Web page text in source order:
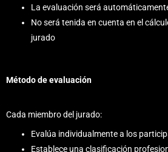
La evaluación será
No será tenida en cuenta en el
jurado
Método de evaluación
Cada miembro del jurado:
Evalúa individualmente a los
Establece una clasificación